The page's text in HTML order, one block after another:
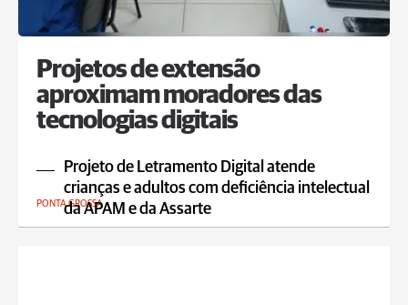
Projetos de extensão
aproximam moradores das
tecnologias digitais
Projeto de Letramento Digital atende
crianças e adultos com deficiência intelectual
da APAM e da Assarte
PONTA GROSSA